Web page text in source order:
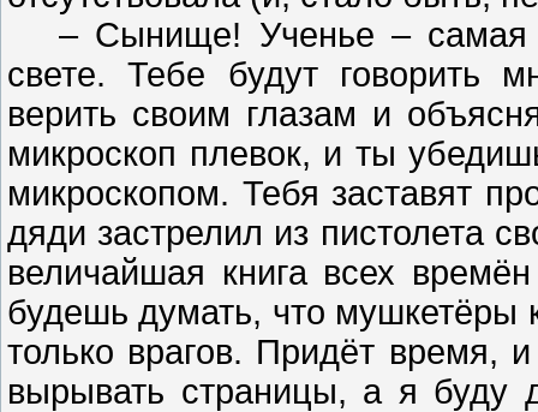
– Сынище! Ученье – самая
свете. Тебе будут говорить
верить своим глазам и
микроскоп плевок, и ты
микроскопом. Тебя заставят
дяди застрелил из пистолета
величайшая книга всех
будешь думать, что мушкетёры
только врагов. Придёт время,
вырывать страницы, а я буду